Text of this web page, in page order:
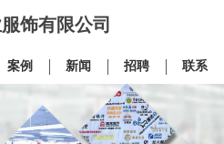
饰有限公司
案例 新闻 招聘 联系